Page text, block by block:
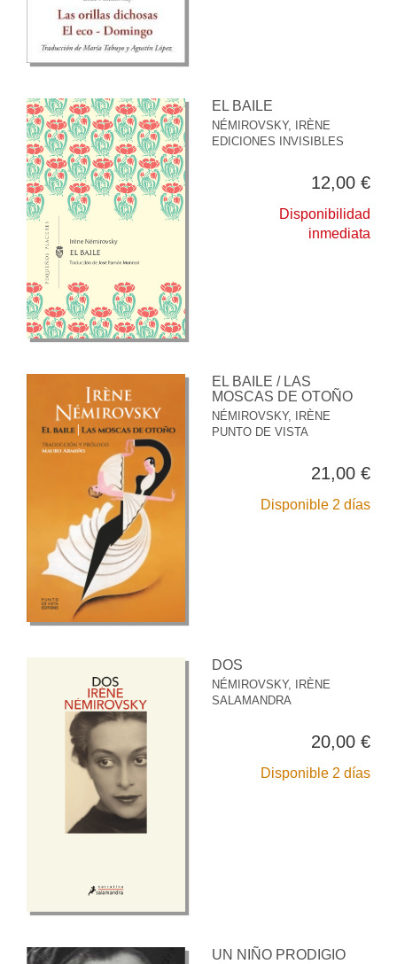
EL BAILE
NÉMIROVSKY, IRÈNE
EDICIONES INVISIBLES
12,00 €
Disponibilidad
inmediata
EL BAILE / LAS
MOSCAS DE OTOÑO
NÉMIROVSKY, IRÈNE
PUNTO DE VISTA
21,00 €
Disponible 2 días
DOS
NÉMIROVSKY, IRÈNE
SALAMANDRA
20,00 €
Disponible 2 días
UN NIÑO PRODIGIO